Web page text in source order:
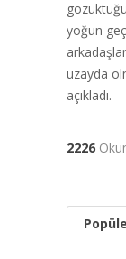
yoğun
uzayda
açıkladı.
2226